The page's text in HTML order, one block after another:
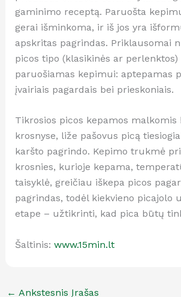
gaminimo receptą. Paruošta
gerai išminkoma, ir iš jos yra
apskritas pagrindas. Priklausomai
picos tipo (klasikinės ar perlenktos)
paruošiamas kepimui: aptepamas
įvairiais pagardais bei prieskoniais.
Tikrosios picos kepamos malkomis
krosnyse, liže pašovus picą
karšto pagrindo. Kepimo trukmė
krosnies, kurioje kepama,
taisyklė, greičiau iškepa picos
pagrindas, todėl kiekvieno picajolo
etape – užtikrinti, kad pica būtų
Šaltinis: www.15min.lt
← Ankstesnis Įrašas